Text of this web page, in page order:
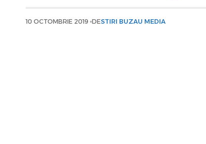
10 OCTOMBRIE 2019 DESTIRI BUZAU MEDIA